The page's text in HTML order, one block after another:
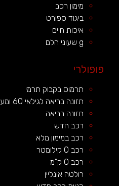
מימון רכב
ביגוד ספורט
איכות חיים
g שעוני הלם
פופולרי
תרמוס בקבוק תרמי
תזונה בריאה לגילאי 60 ומעלה
תזונה בריאה
רכב חדש
רכב במימון מלא
רכב 0 קילומטר
רכב 0 ק"מ
רולטה אונליין